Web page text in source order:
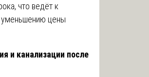
что ведёт к
уменьшению цены
и канализации после